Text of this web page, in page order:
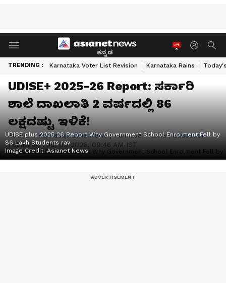
ಕನ್ನಡ
TRENDING : Karnataka Voter List Revision Karnataka Rains
UDISE+ 2025-26 Report: ಸರ್ಕಾರಿ
ಶಾಲೆ ದಾಖಲಾತಿ 2 ವರ್ಷದಲ್ಲಿ 86
ಲಕ್ಷದಷ್ಟು ಇಳಿಕೆ!
Author :Kannadaprabha News |Kannada Prabha|Education
Published :Jul 09 2026, 09:46 AM IST
UDISE plus 2025 26 Report Why Government School Enrolment Fell by
86 Lakh Students rav
Image Credit:Asianet News